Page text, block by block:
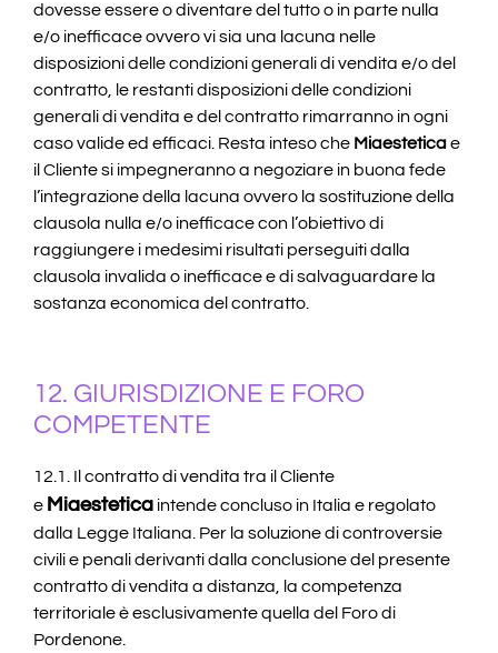
dovesse essere o diventare del tutto o in parte nulla
e/o inefficace ovvero vi sia una lacuna nelle
disposizioni delle condizioni generali di vendita e/o del
contratto, le restanti disposizioni delle condizioni
generali di vendita e del contratto rimarranno in ogni
caso valide ed efficaci. Resta inteso che Miaesteticae
il Cliente si impegneranno a negoziare in buona fede
l’integrazione della lacuna ovvero la sostituzione della
clausola nulla e/o inefficace con l’obiettivo di
raggiungere i medesimi risultati perseguiti dalla
clausola invalida o inefficace e di salvaguardare la
sostanza economica del contratto.
12. GIURISDIZIONE E FORO
COMPETENTE
12.1. Il contratto di vendita tra il Cliente
e Miaestetica intende concluso in Italia e regolato
dalla Legge Italiana. Per la soluzione di controversie
civili e penali derivanti dalla conclusione del presente
contratto di vendita a distanza, la competenza
territoriale è esclusivamente quella del Foro di
Pordenone.